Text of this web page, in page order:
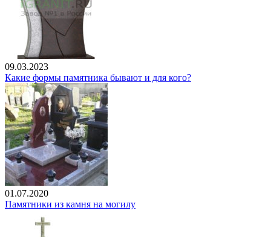
09.03.2023
Какие формы памятника бывают и для кого?
01.07.2020
Памятники из камня на могилу